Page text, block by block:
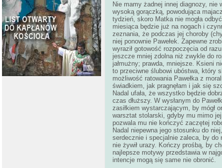
Nie mamy żadnej innej diagnozy,
wysoką gorączką, powodująca
tydzień, skoro Matka nie mogła
miesiąca będzie już na nogach i
zeznania, że podczas jej choroby
niej ponownie Pawełek. Zapewne
wyraził gotowość rozpoczęcia od
jeszcze mniej zdolna niż zwykle do
jałmużny; prawda, mniejsze. Ksieni
to przeciwne ślubowi ubóstwa, który
możliwość ratowania Pawełka z
świadkiem, jak pragnęłam i jak się
Nadal ufała, że wszystko będzie
czas dłuższy. W wysłanym do
zasiłkiem wystarczającym, by mógł
warsztat stolarski, gdyby mu mimo
pozwala mu nie kończyć zaczętej
Nadal niepewna jego stosunku do
serdecznie i specjalnie zaleca, by do
nie żywił urazy. Kończy prośbą, by
najlepsze motywy przedstawia w
intencje mogą się same nie obronić.